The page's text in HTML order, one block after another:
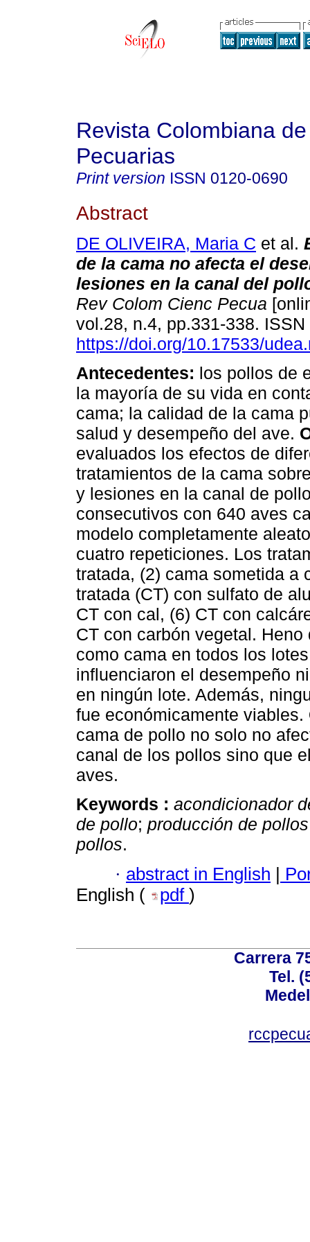
Revista Colombiana
Pecuarias
Print version ISSN 0120-0690
Abstract
DE OLIVEIRA, Maria C et al.
de la cama no afecta el
lesiones en la canal del
Rev Colom Cienc Pecua
vol.28, n.4, pp.331-338.
https://doi.org/10.17533/
Antecedentes: los pollos de
la mayoría de su vida en
cama; la calidad de la cama
salud y desempeño del ave.
evaluados los efectos de
tratamientos de la cama
y lesiones en la canal de
consecutivos con 640 aves
modelo completamente
cuatro repeticiones. Los
tratada, (2) cama sometida a
tratada (CT) con sulfato de
CT con cal, (6) CT con
CT con carbón vegetal.
como cama en todos los
influenciaron el desempeño
en ningún lote. Además,
fue económicamente viables.
cama de pollo no solo no
canal de los pollos sino que
aves.
Keywords : acondicionador
de pollo; producción de
pollos.
· abstract in English |
English (
pdf )
Carrera
Tel.